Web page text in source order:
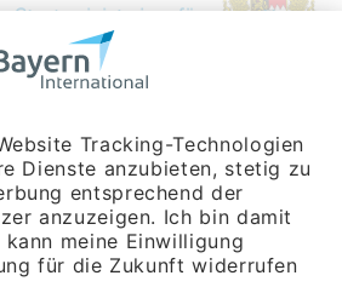
für Internationale
max. 42 ct/min)